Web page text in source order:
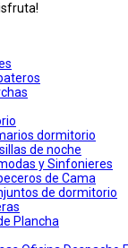
dormitorio
de noche
y Sinfonieres
de Cama
de dormitorio
Plancha